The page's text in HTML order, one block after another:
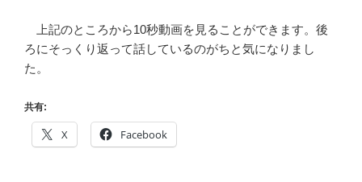
上記のところから10秒動画を見ることができます。後
ろにそっくり返って話しているのがちと気になりまし
た。
共有:
X Facebook